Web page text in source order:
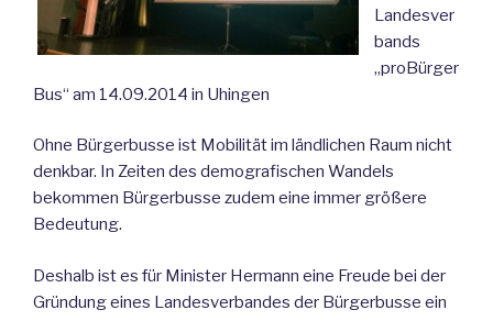
Landesver
bands
„proBürger
Bus“ am 14.09.2014 in Uhingen
Ohne Bürgerbusse ist Mobilität im ländlichen Raum nicht
denkbar. In Zeiten des demografischen Wandels
bekommen Bürgerbusse zudem eine immer größere
Bedeutung.
Deshalb ist es für Minister Hermann eine Freude bei der
Gründung eines Landesverbandes der Bürgerbusse ein